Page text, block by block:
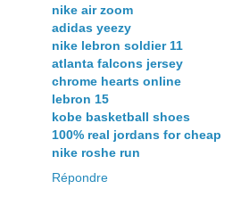
nike air zoom
adidas yeezy
nike lebron soldier 11
atlanta falcons jersey
chrome hearts online
lebron 15
kobe basketball shoes
100% real jordans for cheap
nike roshe run
Répondre